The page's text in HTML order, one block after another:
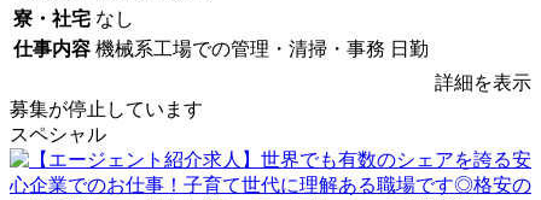
寮・社宅 なし
仕事内容 機械系工場での管理・清掃・事務 日勤
詳細を表示
募集が停止しています
スペシャル